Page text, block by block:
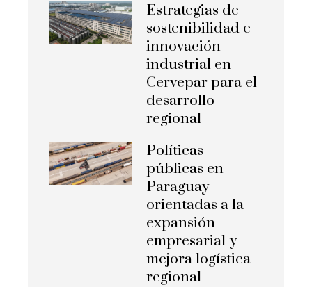
Estrategias de
sostenibilidad e
innovación
industrial en
Cervepar para el
desarrollo
regional
Políticas
públicas en
Paraguay
orientadas a la
expansión
empresarial y
mejora logística
regional